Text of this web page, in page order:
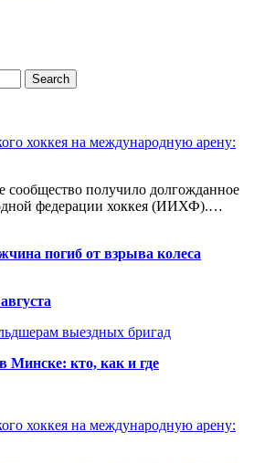
хоккея на международную арену:
сообщество получило долгожданное
федерации хоккея (ИИХФ).…
погиб от взрыва колеса
выездных бригад
Минске: кто, как и где
хоккея на международную арену: